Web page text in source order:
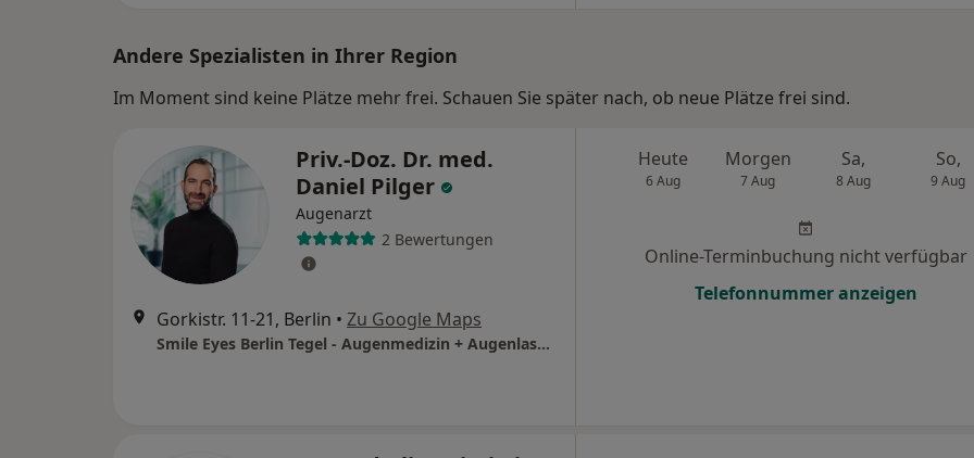
Andere Spezialisten in Ihrer Region
Im Moment sind keine Plätze mehr frei. Schauen Sie später nach, ob neue Plätze frei sind.
Priv.-Doz. Dr. med.
Daniel Pilger
Augenarzt
2 Bewertungen
Gorkistr. 11-21, Berlin • Zu Google Maps
Smile Eyes Berlin Tegel - Augenmedizin + Augenlasern Berlin
Heute
6 Aug
Morgen
7 Aug
Sa,
8 Aug
So,
9 Aug
Online-Terminbuchung nicht verfügbar
Telefonnummer anzeigen